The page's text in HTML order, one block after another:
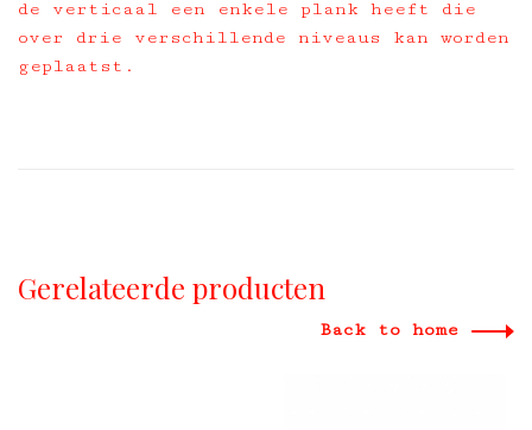
de verticaal een enkele plank heeft die
over drie verschillende niveaus kan worden
geplaatst.
Gerelateerde producten
Back to home